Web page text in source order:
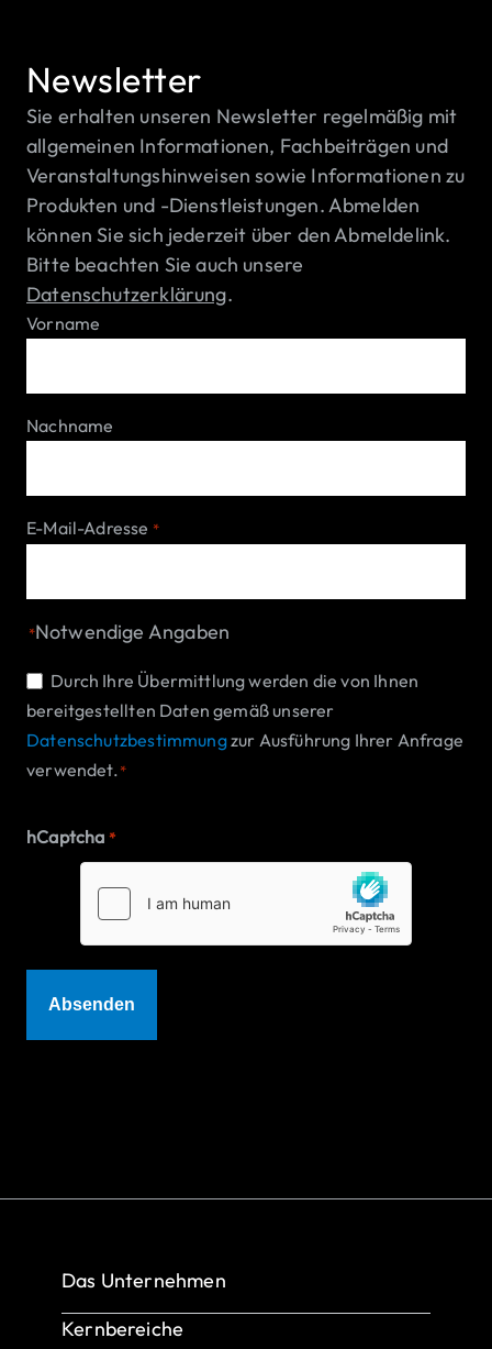
Newsletter
Sie erhalten unseren Newsletter regelmäßig mit
allgemeinen Informationen, Fachbeiträgen und
Veranstaltungshinweisen sowie Informationen zu
Produkten und -Dienstleistungen. Abmelden
können Sie sich jederzeit über den Abmeldelink.
Bitte beachten Sie auch unsere
Datenschutzerklärung.
Vorname
Nachname
E-Mail-Adresse *
*Notwendige Angaben
Einwilligung
*
Durch Ihre Übermittlung werden die von Ihnen
bereitgestellten Daten gemäß unserer
Datenschutzbestimmungzur Ausführung Ihrer Anfrage
verwendet.*
hCaptcha *
Das Unternehmen
Über uns
Kernbereiche